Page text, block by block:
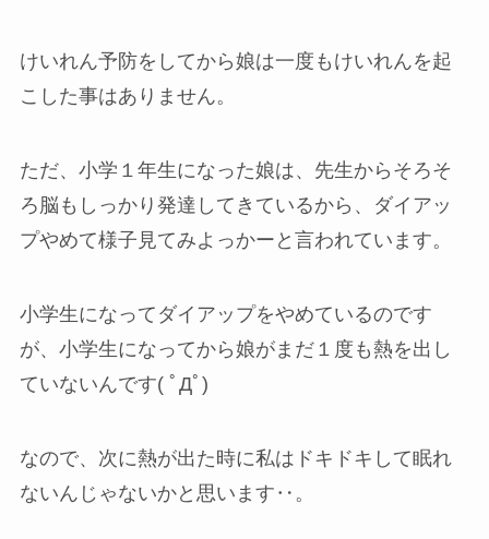
けいれん予防をしてから娘は一度もけいれんを起
こした事はありません。
ただ、小学１年生になった娘は、先生からそろそ
ろ脳もしっかり発達してきているから、ダイアッ
プやめて様子見てみよっかーと言われています。
小学生になってダイアップをやめているのです
が、小学生になってから娘がまだ１度も熱を出し
ていないんです( ﾟДﾟ)
なので、次に熱が出た時に私はドキドキして眠れ
ないんじゃないかと思います‥。